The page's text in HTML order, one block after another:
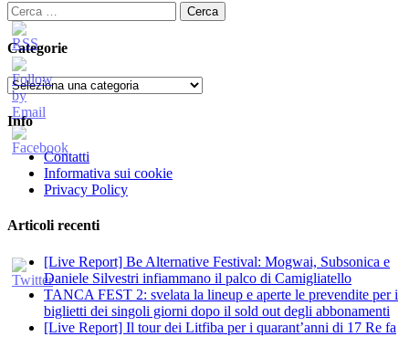
Ricerca
per:
Categorie
Categorie
Info
Contatti
Informativa sui cookie
Privacy Policy
Articoli recenti
[Live Report] Be Alternative Festival: Mogwai, Subsonica e
Daniele Silvestri infiammano il palco di Camigliatello
TANCA FEST 2: svelata la lineup e aperte le prevendite per i
biglietti dei singoli giorni dopo il sold out degli abbonamenti
[Live Report] Il tour dei Litfiba per i quarant’anni di 17 Re fa